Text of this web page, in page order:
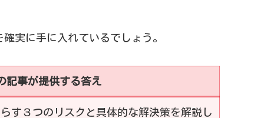
実に手に入れているでしょう。
記事が提供する答え
す３つのリスクと具体的な解決策を解説し